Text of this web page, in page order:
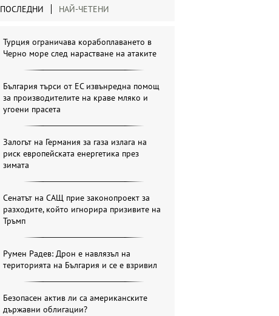
ПОСЛЕДНИ НАЙ-ЧЕТЕНИ
Турция ограничава корабоплаването в
Черно море след нарастване на атаките
България търси от ЕС извънредна помощ
за производителите на краве мляко и
угоени прасета
Залогът на Германия за газа излага на
риск европейската енергетика през
зимата
Сенатът на САЩ прие законопроект за
разходите, който игнорира призивите на
Тръмп
Румен Радев: Дрон е навлязъл на
територията на България и се е взривил
Безопасен актив ли са американските
държавни облигации?